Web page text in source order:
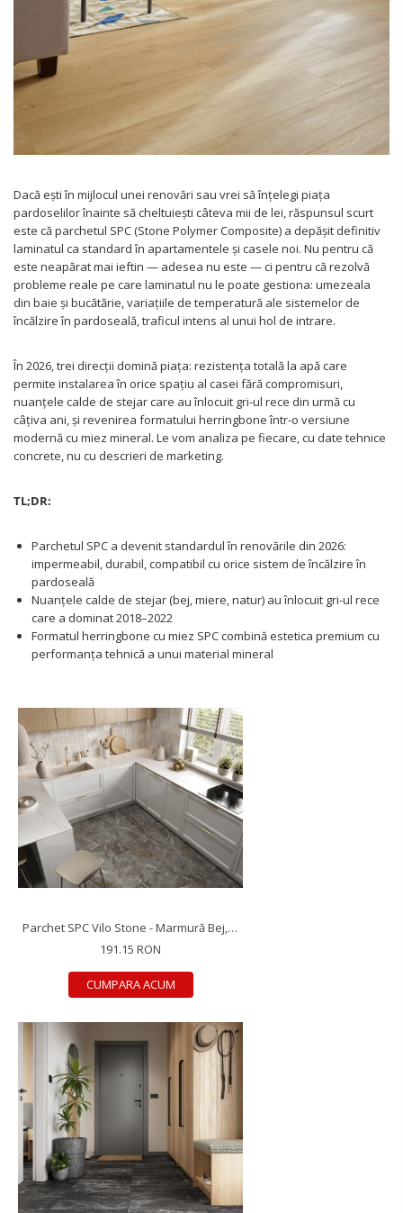
Dacă ești în mijlocul unei renovări sau vrei să înțelegi piața
pardoselilor înainte să cheltuiești câteva mii de lei, răspunsul scurt
este că parchetul SPC (Stone Polymer Composite) a depășit definitiv
laminatul ca standard în apartamentele și casele noi. Nu pentru că
este neapărat mai ieftin — adesea nu este — ci pentru că rezolvă
probleme reale pe care laminatul nu le poate gestiona: umezeala
din baie și bucătărie, variațiile de temperatură ale sistemelor de
încălzire în pardoseală, traficul intens al unui hol de intrare.
În 2026, trei direcții domină piața: rezistența totală la apă care
permite instalarea în orice spațiu al casei fără compromisuri,
nuanțele calde de stejar care au înlocuit gri-ul rece din urmă cu
câțiva ani, și revenirea formatului herringbone într-o versiune
modernă cu miez mineral. Le vom analiza pe fiecare, cu date tehnice
concrete, nu cu descrieri de marketing.
TL;DR:
Parchetul SPC a devenit standardul în renovările din 2026:
impermeabil, durabil, compatibil cu orice sistem de încălzire în
pardoseală
Nuanțele calde de stejar (bej, miere, natur) au înlocuit gri-ul rece
care a dominat 2018–2022
Formatul herringbone cu miez SPC combină estetica premium cu
performanța tehnică a unui material mineral
Parchet SPC Vilo Stone - Marmură Bej, 600×600×5 mm, antiderapant R10, 1.44 mp/cutie (4 plăci)
191.15 RON
CUMPARA ACUM